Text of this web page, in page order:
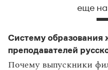
еще на
Систему образования
преподавателей
Почему выпускники